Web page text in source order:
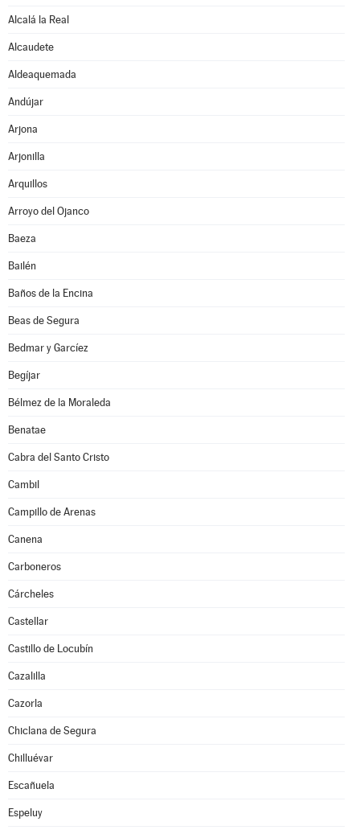
Alcalá la Real
Alcaudete
Aldeaquemada
Andújar
Arjona
Arjonilla
Arquillos
Arroyo del Ojanco
Baeza
Bailén
Baños de la Encina
Beas de Segura
Bedmar y Garcíez
Begíjar
Bélmez de la Moraleda
Benatae
Cabra del Santo Cristo
Cambil
Campillo de Arenas
Canena
Carboneros
Cárcheles
Castellar
Castillo de Locubín
Cazalilla
Cazorla
Chiclana de Segura
Chilluévar
Escañuela
Espeluy